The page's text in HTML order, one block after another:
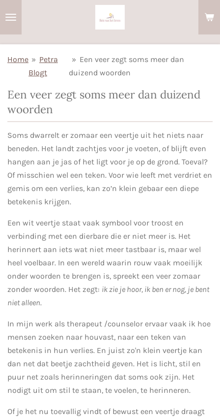
hoofdinhoud
Home » Petra
Blogt
» Een veer zegt soms meer dan
duizend woorden
Een veer zegt soms meer dan duizend
woorden
Soms dwarrelt er zomaar een veertje uit het niets naar
beneden. Het landt zachtjes voor je voeten, of blijft even
hangen aan je jas of het ligt voor je op de grond. Toeval?
Of misschien wel een teken. Voor wie leeft met verdriet en
gemis om een verlies, kan zo’n klein gebaar een diepe
betekenis krijgen.
Een wit veertje staat vaak symbool voor troost en
verbinding met een dierbare die er niet meer is. Het
herinnert aan iets wat niet meer tastbaar is, maar wel
heel voelbaar. In een wereld waarin rouw vaak moeilijk
onder woorden te brengen is, spreekt een veer zomaar
zonder woorden. Het zegt: ik zie je hoor, ik ben er nog, je bent
niet alleen.
In mijn werk als therapeut /counselor ervaar vaak ik hoe
mensen zoeken naar houvast, naar een teken van
betekenis in hun verlies. En juist zo'n klein veertje kan
dan net dat beetje zachtheid geven. Het is licht, stil en
puur net zoals herinneringen dat soms ook zijn. Het
nodigt uit om stil te staan, te voelen, te herinneren.
Of je het nu toevallig vindt of bewust een veertje draagt